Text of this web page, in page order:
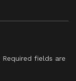
Required fields are